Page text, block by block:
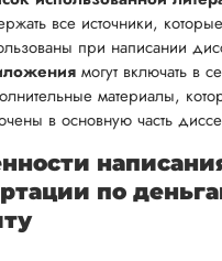
все источники,
при написании
могут включать в
материалы,
в основную часть
по